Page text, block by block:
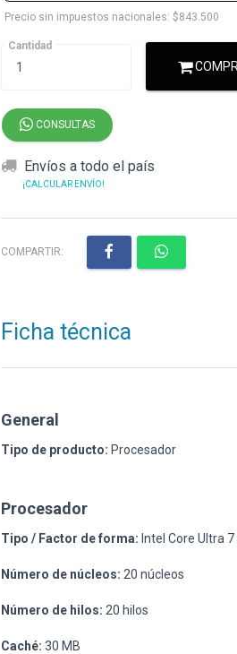
Precio sin impuestos nacionales: $843.500
Cantidad
CONSULTAS
Envíos a todo el país
¡CALCULAR ENVÍO!
COMPARTIR:
Ficha técnica
General
Tipo de producto: Procesador
Procesador
Tipo / Factor de forma: Intel Core Ultra
Número de núcleos: 20 núcleos
Número de hilos: 20 hilos
Caché: 30 MB